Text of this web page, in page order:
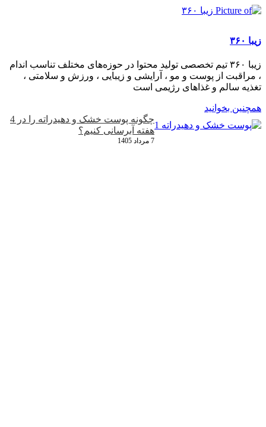
عرض ۲۴ تا ۴۸ ساعت برطرف می‌شود. در صورت رعایت
زیبا ۳۶۰
زیبا ۳۶۰ تیم تخصصی تولید محتوا در حوزه‌های مختلف تناسب اندام
، مراقبت از پوست و مو ، آرایشی و زیبایی ، ورزش و سلامتی ،
تغذیه سالم و غذاهای رژیمی است
همچنین بخوانید
چگونه پوست خشک و دهیدراته را در 4
هفته آبرسانی کنیم؟
7 مرداد 1405